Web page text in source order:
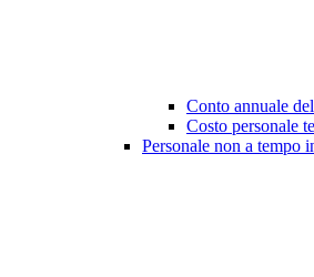
Conto annuale
Costo personale
Personale non a tempo